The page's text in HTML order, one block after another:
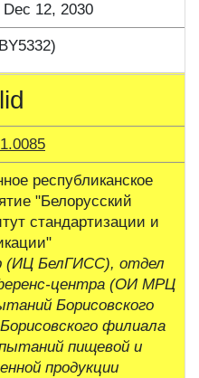
12, 2030
республиканское
"Белорусский
стандартизации и
(ИЦ БелГИСС), отдел
центра (ОИ МРЦ
Борисовского
филиала
пищевой и
продукции